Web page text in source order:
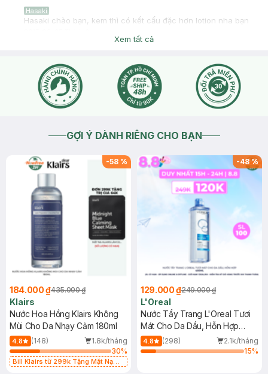
Hasaki
Hasaki chào bạn, kem thì có kết cấu đặc hơn lotion nha bạn
Xem tất cả
GỢI Ý DÀNH RIÊNG CHO BẠN
-58 %
184.000 ₫435.000 ₫
Klairs
Nước Hoa Hồng Klairs Không
Mùi Cho Da Nhạy Cảm 180ml
4.8 (148)
1.8k/tháng
30%
Bill Klairs từ 299k Tặng Mặt Nạ
-48%
129.000 ₫249.000 ₫
L'Oreal
Nước Tẩy Trang L'Oreal Tươi
Mát Cho Da Dầu, Hỗn Hợp
400ml
4.8 (298)
2.1k/tháng
15%